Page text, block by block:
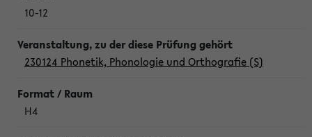
10-12
230124 Phonetik, Phonologie und Orthografie (S)
H4